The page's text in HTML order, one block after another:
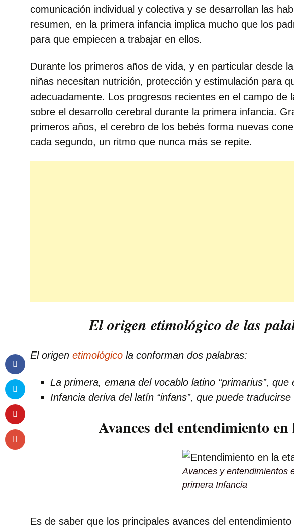
comunicación individual y colectiva y se desarrollan las
resumen, en la primera infancia implica mucho que los
para que empiecen a trabajar en ellos.
Durante los primeros años de vida, y en particular desde
niñas necesitan nutrición, protección y estimulación para
adecuadamente. Los progresos recientes en el campo de
sobre el desarrollo cerebral durante la primera infancia.
primeros años, el cerebro de los bebés forma nuevas
cada segundo, un ritmo que nunca más se repite.
El origen etimológico de las
El origen etimológico la conforman dos palabras:
La primera, emana del vocablo latino “primarius”, que
Infancia deriva del latín “infans”, que puede traducirse
Avances del entendimiento
Avances y entendimientos
primera Infancia
Es de saber que los principales avances del